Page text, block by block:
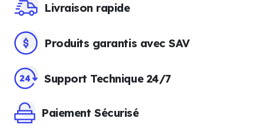
Livraison rapide
Produits garantis avec SAV
Support Technique 24/7
Paiement Sécurisé